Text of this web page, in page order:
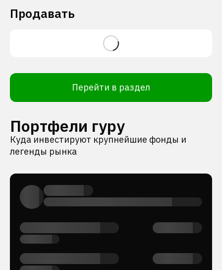
Продавать
Перейти в раздел
Портфели гуру
Куда инвестируют крупнейшие фонды и
легенды рынка